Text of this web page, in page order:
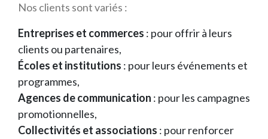
Nos clients sont variés :
Entreprises et commerces : pour offrir à leurs
clients ou partenaires,
Écoles et institutions : pour leurs événements et
programmes,
Agences de communication : pour les campagnes
promotionnelles,
Collectivités et associations : pour renforcer